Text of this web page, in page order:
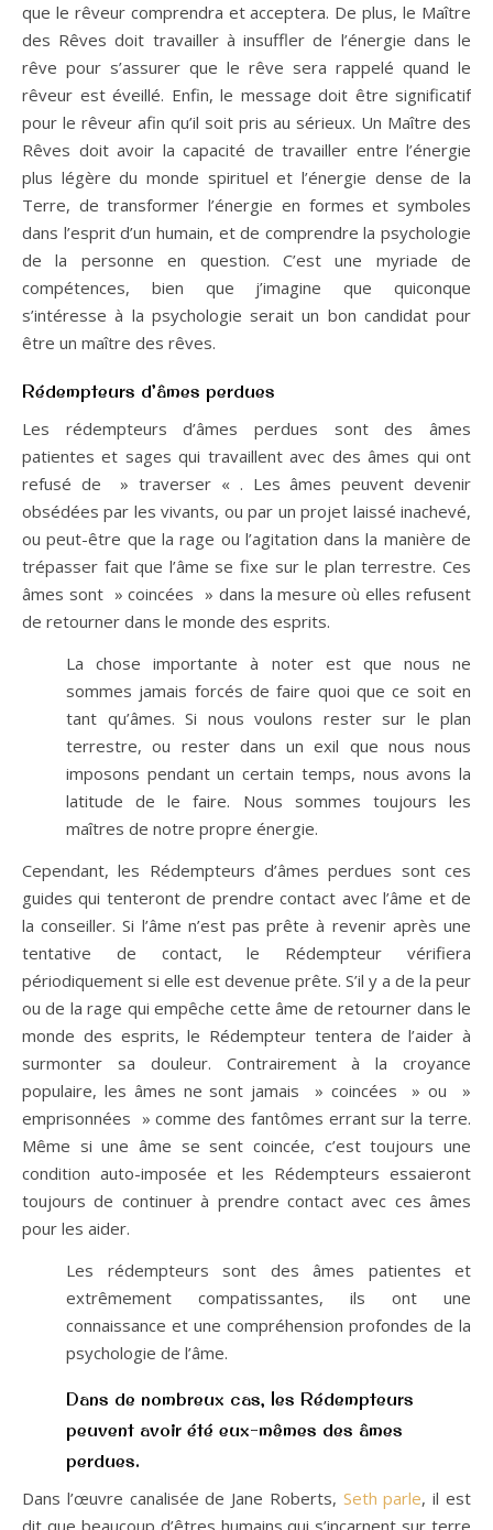
que le rêveur comprendra et acceptera. De plus, le Maître
des Rêves doit travailler à insuffler de l’énergie dans le
rêve pour s’assurer que le rêve sera rappelé quand le
rêveur est éveillé. Enfin, le message doit être significatif
pour le rêveur afin qu’il soit pris au sérieux. Un Maître des
Rêves doit avoir la capacité de travailler entre l’énergie
plus légère du monde spirituel et l’énergie dense de la
Terre, de transformer l’énergie en formes et symboles
dans l’esprit d’un humain, et de comprendre la psychologie
de la personne en question. C’est une myriade de
compétences, bien que j’imagine que quiconque
s’intéresse à la psychologie serait un bon candidat pour
être un maître des rêves.
Rédempteurs d’âmes perdues
Les rédempteurs d’âmes perdues sont des âmes
patientes et sages qui travaillent avec des âmes qui ont
refusé de » traverser « . Les âmes peuvent devenir
obsédées par les vivants, ou par un projet laissé inachevé,
ou peut-être que la rage ou l’agitation dans la manière de
trépasser fait que l’âme se fixe sur le plan terrestre. Ces
âmes sont » coincées » dans la mesure où elles refusent
de retourner dans le monde des esprits.
La chose importante à noter est que nous ne
sommes jamais forcés de faire quoi que ce soit en
tant qu’âmes. Si nous voulons rester sur le plan
terrestre, ou rester dans un exil que nous nous
imposons pendant un certain temps, nous avons la
latitude de le faire. Nous sommes toujours les
maîtres de notre propre énergie.
Cependant, les Rédempteurs d’âmes perdues sont ces
guides qui tenteront de prendre contact avec l’âme et de
la conseiller. Si l’âme n’est pas prête à revenir après une
tentative de contact, le Rédempteur vérifiera
périodiquement si elle est devenue prête. S’il y a de la peur
ou de la rage qui empêche cette âme de retourner dans le
monde des esprits, le Rédempteur tentera de l’aider à
surmonter sa douleur. Contrairement à la croyance
populaire, les âmes ne sont jamais » coincées » ou »
emprisonnées » comme des fantômes errant sur la terre.
Même si une âme se sent coincée, c’est toujours une
condition auto-imposée et les Rédempteurs essaieront
toujours de continuer à prendre contact avec ces âmes
pour les aider.
Les rédempteurs sont des âmes patientes et
extrêmement compatissantes, ils ont une
connaissance et une compréhension profondes de la
psychologie de l’âme.
Dans de nombreux cas, les Rédempteurs
peuvent avoir été eux-mêmes des âmes
perdues.
Dans l’œuvre canalisée de Jane Roberts, Seth parle, il est
dit que beaucoup d’êtres humains qui s’incarnent sur terre